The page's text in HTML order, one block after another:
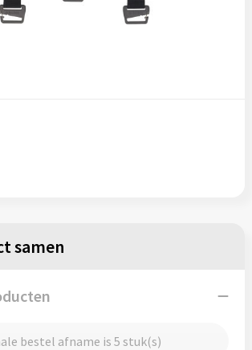
samen
bestel afname is 5 stuk(s)